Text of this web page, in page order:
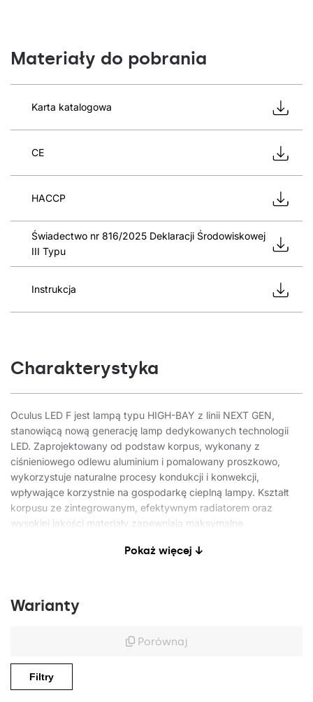
Materiały do pobrania
Karta katalogowa
CE
HACCP
Świadectwo nr 816/2025 Deklaracji Środowiskowej
III Typu
Instrukcja
Charakterystyka
Oculus LED F jest lampą typu HIGH-BAY z linii NEXT GEN,
stanowiącą nową generację lamp dedykowanych technologii
LED. Zaprojektowany od podstaw korpus, wykonany z
ciśnieniowego odlewu aluminium i pomalowany proszkowo,
wykorzystuje naturalne procesy kondukcji i konwekcji,
wpływające korzystnie na gospodarkę cieplną lampy. Kształt
korpusu ze zintegrowanym, efektywnym radiatorem oraz
wysokiej jakości materiały zapewniają maksymalne
odseparowana od korpusu komora drivera gwarantuje
60°C.
wpływ na bardzo wysoką skuteczność świetlną: max 176 lm/W.
znaczącej oszczędność energii. Klosz i system optyczny
stanowią nowe, precyzyjne soczewki liniowe wykonane z
Pokaż więcej ↓
Warianty
Porównaj
Filtry